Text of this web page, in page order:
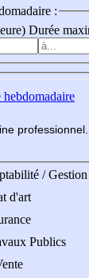
:
Durée
professionnel
/ Gestion
d'art
Publics